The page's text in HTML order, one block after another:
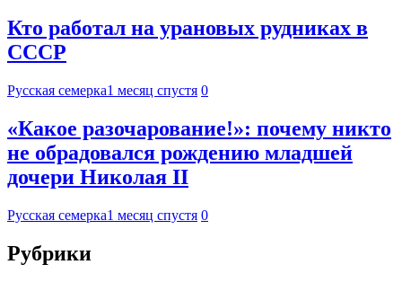
Кто работал на урановых рудниках в
СССР
Русская семерка1 месяц спустя 0
«Какое разочарование!»: почему никто
не обрадовался рождению младшей
дочери Николая II
Русская семерка1 месяц спустя 0
Рубрики